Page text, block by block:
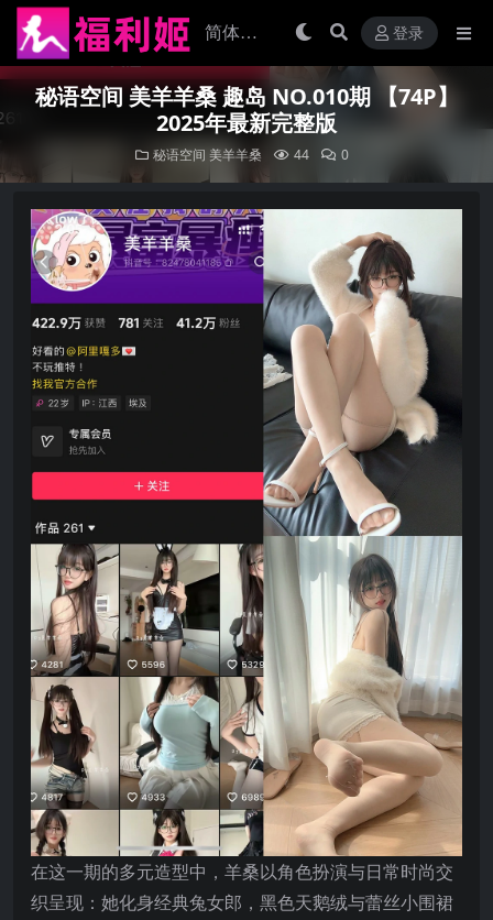
登录
秘语空间 美羊羊桑 趣岛 NO.010期 【74P】
2025年最新完整版
秘语空间 美羊羊桑 44 0
在这一期的多元造型中，羊桑以角色扮演与日常时尚交
织呈现：她化身经典兔女郎，黑色天鹅绒与蕾丝小围裙